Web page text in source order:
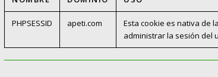
PHPSESSID apeti.com
Esta cookie es nativa de
administrar la sesión del